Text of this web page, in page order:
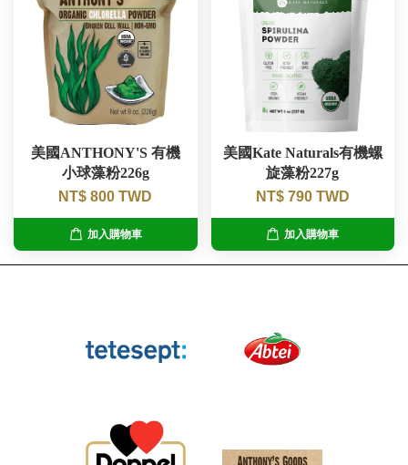
美國ANTHONY'S 有機
小球藻粉226g
NT$ 800 TWD
加入購物車
美國Kate Naturals有機螺
旋藻粉227g
NT$ 790 TWD
加入購物車